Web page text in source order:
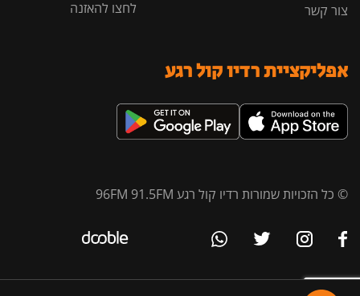
צור קשר
לחצו להאזנה
אפליקציית רדיו קול רגע
© כל הזכויות שמורות רדיו קול רגע 96FM 91.5FM